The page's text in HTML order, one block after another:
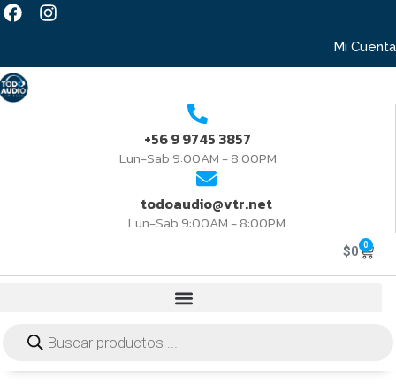
Mi Cuenta
+56 9 9745 3857
Lun-Sab 9:00AM - 8:00PM
todoaudio@vtr.net
Lun-Sab 9:00AM - 8:00PM
$0 0